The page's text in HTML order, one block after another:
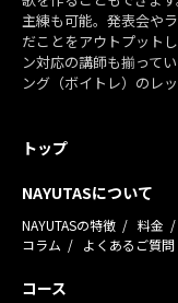
主練も可能。発表会や
だことをアウトプット
ン対応の講師も揃って
ング（ボイトレ）のレ
トップ
NAYUTASについて
NAYUTASの特徴 料金
コラム
よくあるご質問
コース